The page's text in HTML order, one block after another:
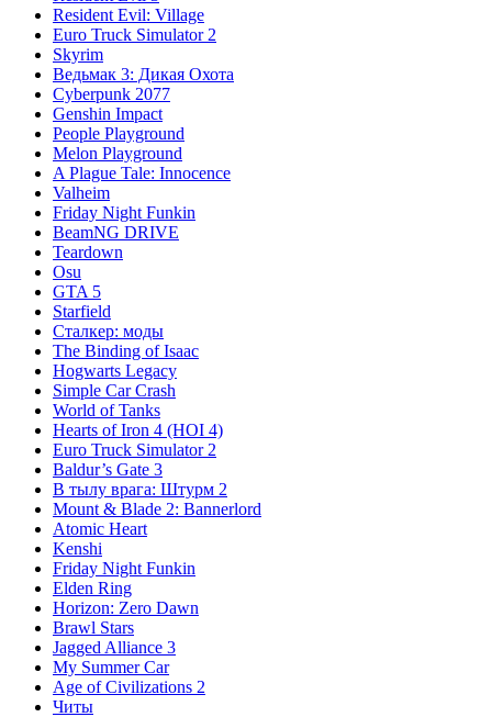
Resident Evil: Village
Euro Truck Simulator 2
Skyrim
Ведьмак 3: Дикая Охота
Cyberpunk 2077
Genshin Impact
People Playground
Melon Playground
A Plague Tale: Innocence
Valheim
Friday Night Funkin
BeamNG DRIVE
Teardown
Osu
GTA 5
Starfield
Сталкер: моды
The Binding of Isaac
Hogwarts Legacy
Simple Car Crash
World of Tanks
Hearts of Iron 4 (HOI 4)
Euro Truck Simulator 2
Baldur’s Gate 3
В тылу врага: Штурм 2
Mount & Blade 2: Bannerlord
Atomic Heart
Kenshi
Friday Night Funkin
Elden Ring
Horizon: Zero Dawn
Brawl Stars
Jagged Alliance 3
My Summer Car
Age of Civilizations 2
Читы